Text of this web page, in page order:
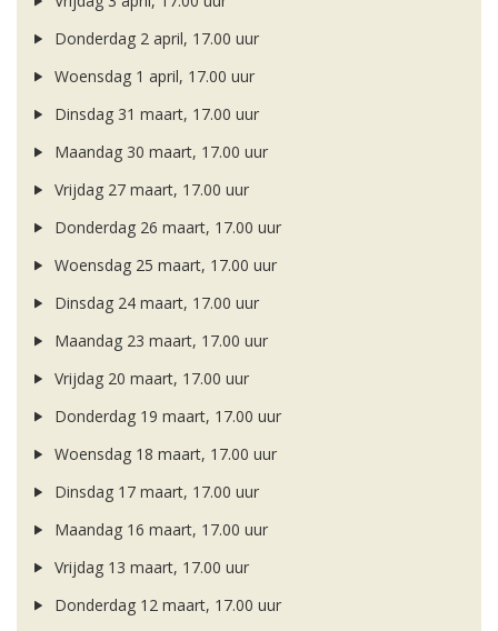
Donderdag 2 april, 17.00 uur
Woensdag 1 april, 17.00 uur
Dinsdag 31 maart, 17.00 uur
Maandag 30 maart, 17.00 uur
Vrijdag 27 maart, 17.00 uur
Donderdag 26 maart, 17.00 uur
Woensdag 25 maart, 17.00 uur
Dinsdag 24 maart, 17.00 uur
Maandag 23 maart, 17.00 uur
Vrijdag 20 maart, 17.00 uur
Donderdag 19 maart, 17.00 uur
Woensdag 18 maart, 17.00 uur
Dinsdag 17 maart, 17.00 uur
Maandag 16 maart, 17.00 uur
Vrijdag 13 maart, 17.00 uur
Donderdag 12 maart, 17.00 uur